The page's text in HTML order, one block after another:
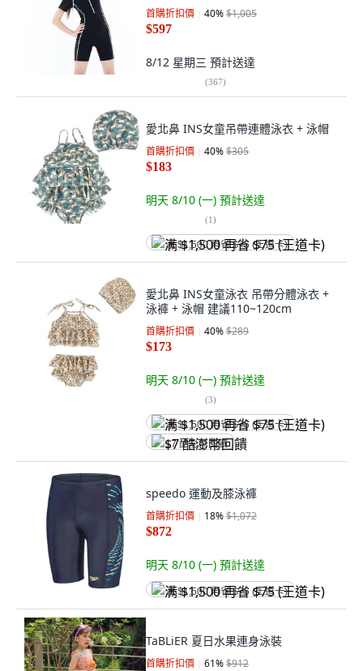
首購折扣價 40%$1,005
$597
8/12 星期三 預計送達
(367)
愛北鼻 INS女童吊帶連體泳衣 + 泳帽
首購折扣價 40%$305
$183
明天 8/10 (一) 預計送達
(1)
满 $1,500 再省 $75 (王道卡)
愛北鼻 INS女童泳衣 吊帶分體泳衣 +
泳褲 + 泳帽 建議110~120cm
首購折扣價 40%$289
$173
明天 8/10 (一) 預計送達
(3)
满 $1,500 再省 $75 (王道卡)
$7 酷澎幣回饋
speedo 運動及膝泳褲
首購折扣價 18%$1,072
$872
明天 8/10 (一) 預計送達
满 $1,500 再省 $75 (王道卡)
TaBLiER 夏日水果連身泳裝
首購折扣價 61%$912